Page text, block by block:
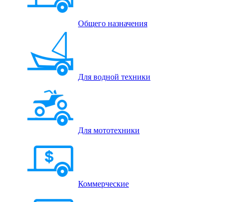
Общего назначения
Для водной техники
Для мототехники
Коммерческие